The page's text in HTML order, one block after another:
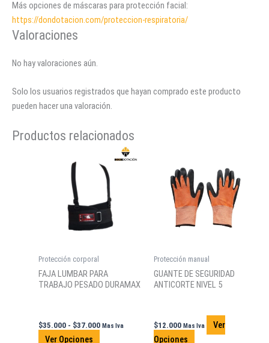
Más opciones de máscaras para protección facial:
https://dondotacion.com/proteccion-respiratoria/
Valoraciones
No hay valoraciones aún.
Solo los usuarios registrados que hayan comprado este producto
pueden hacer una valoración.
Productos relacionados
Protección corporal
FAJA LUMBAR PARA
TRABAJO PESADO DURAMAX
$35.000 - $37.000Rango
de
Mas Iva
Ver Opciones
Protección manual
GUANTE DE SEGURIDAD
ANTICORTE NIVEL 5
$12.000 Mas Iva
Ver
Opciones